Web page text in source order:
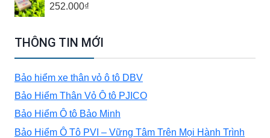
252.000₫
THÔNG TIN MỚI
Bảo hiểm xe thân vỏ ô tô DBV
Bảo Hiểm Thân Vỏ Ô tô PJICO
Bảo Hiểm Ô tô Bảo Minh
Bảo Hiểm Ô Tô PVI – Vững Tâm Trên Mọi Hành Trình